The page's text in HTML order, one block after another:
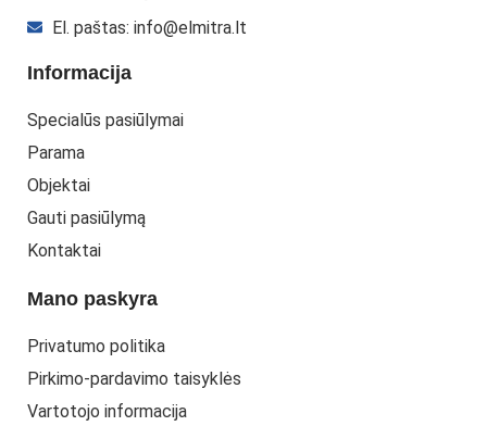
El. paštas: info@elmitra.lt
Informacija
Specialūs pasiūlymai
Parama
Objektai
Gauti pasiūlymą
Kontaktai
Mano paskyra
Privatumo politika
Pirkimo-pardavimo taisyklės
Vartotojo informacija